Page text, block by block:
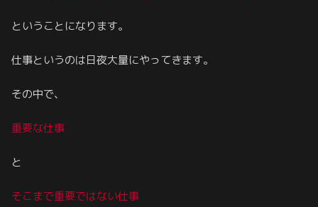
ということになります。
仕事というのは日夜大量にやってきます。
その中で、
重要な仕事
と
そこまで重要ではない仕事